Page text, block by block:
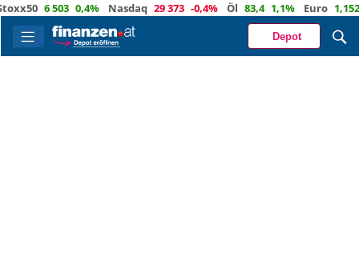
6 503 0,4% Nasdaq 29 373 -0,4% Öl 83,4 1,1% Euro 1,1523
Depot